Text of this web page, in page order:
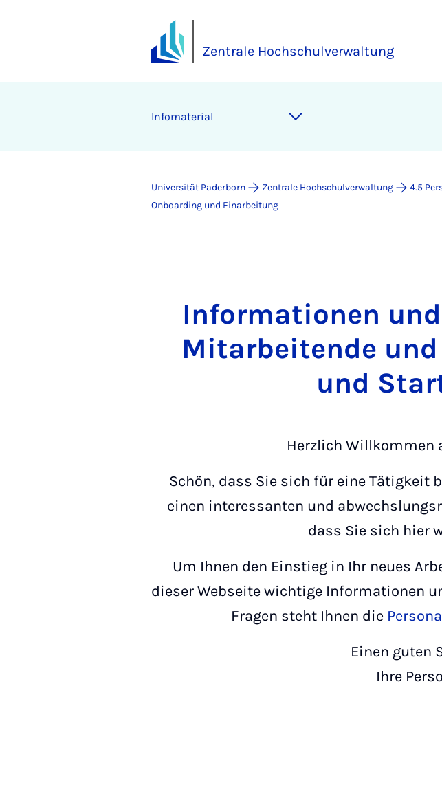
Zentrale Hochschulverwaltung
Infomaterial
Universität Paderborn Zentrale Hochschulverwaltung 4.5
Onboarding und Einarbeitung
In­for­ma­ti­o­nen
Mitarbeitende
und
Herzlich Willkommen
Schön, dass Sie sich für eine Tätigkeit
einen interessanten und
dass Sie sich hier
Um Ihnen den Einstieg in Ihr neues
dieser Webseite wichtige Informationen
Fragen steht Ihnen die
Einen guten
Ihre